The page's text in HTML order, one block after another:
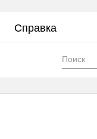
Справка